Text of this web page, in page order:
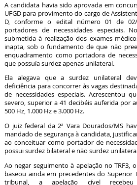
A candidata havia sido aprovada em
UFGD para provimento do cargo de
D, conforme o edital número 01 de 02/
portadores de necessidades especiais.
submetida à realização dos exames
inapta, sob o fundamento de que não
enquadramento como portadora de
que possuía surdez apenas unilateral.
Ela alegava que a surdez unilateral
deficiência para concorrer às vagas
de necessidades especiais. Acrescentou
severo, superior a 41 decibéis auferida por
500 Hz, 1.000 Hz e 3.000 Hz.
O juiz federal da 2ª Vara Dourados/MS
mandado de segurança à candidata,
ao conceituar como portador de
possui surdez bilateral e não surdez
Ao negar seguimento à apelação no TRF3,
baseou ainda em precedentes do Superior
tribunal, a apelação cível